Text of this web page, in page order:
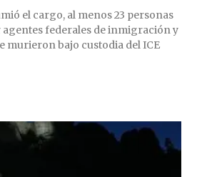
el cargo, al menos 23 personas
agentes federales de inmigración y
murieron bajo custodia del ICE